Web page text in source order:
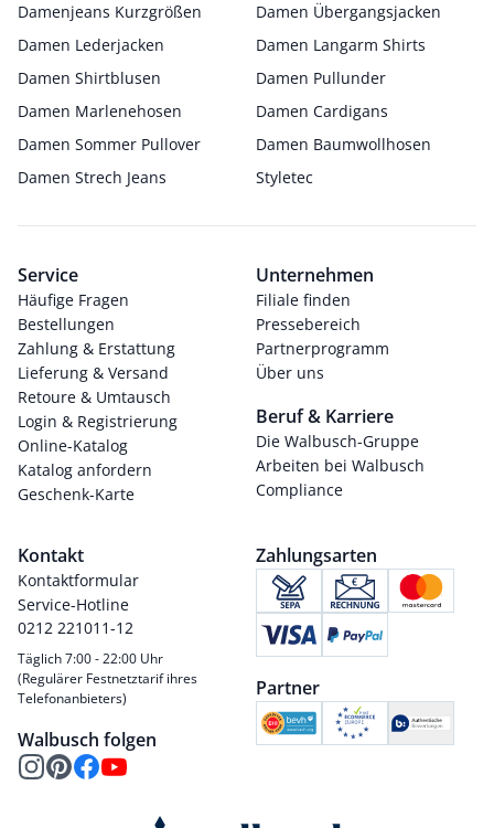
Damenjeans Kurzgrößen
Damen Übergangsjacken
Damen Lederjacken
Damen Langarm Shirts
Damen Shirtblusen
Damen Pullunder
Damen Marlenehosen
Damen Cardigans
Damen Sommer Pullover
Damen Baumwollhosen
Damen Strech Jeans
Styletec
Service
Häufige Fragen
Bestellungen
Zahlung & Erstattung
Lieferung & Versand
Retoure & Umtausch
Login & Registrierung
Online-Katalog
Katalog anfordern
Geschenk-Karte
Unternehmen
Filiale finden
Pressebereich
Partnerprogramm
Über uns
Beruf & Karriere
Die Walbusch-Gruppe
Arbeiten bei Walbusch
Compliance
Kontakt
Kontaktformular
Service-Hotline
0212 221011-12
Täglich 7:00 - 22:00 Uhr
(Regulärer Festnetztarif ihres
Telefonanbieters)
Walbusch folgen
Zahlungsarten
Partner